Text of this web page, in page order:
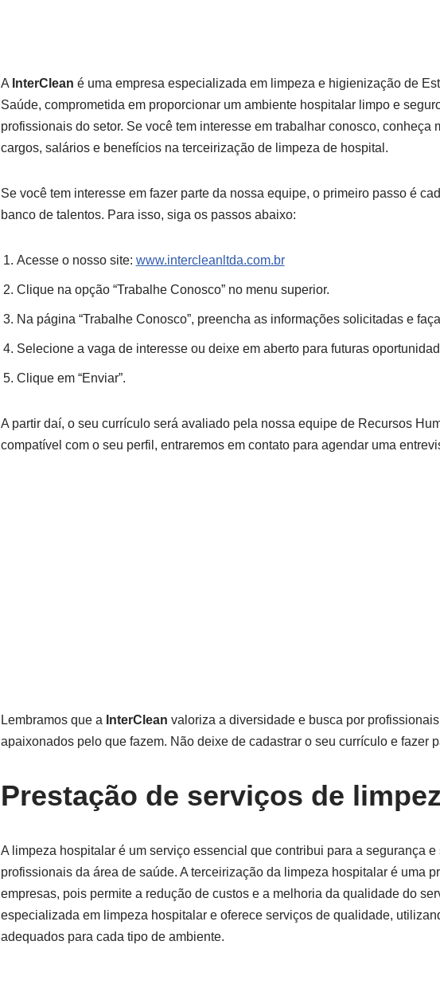
A InterClean é uma empresa especializada em limpeza e higienização de
Saúde, comprometida em proporcionar um ambiente hospitalar limpo e
profissionais do setor. Se você tem interesse em trabalhar conosco, conheça
cargos, salários e benefícios na terceirização de limpeza de hospital.
Se você tem interesse em fazer parte da nossa equipe, o primeiro passo é
banco de talentos. Para isso, siga os passos abaixo:
Acesse o nosso site: www.intercleanltda.com.br
Clique na opção “Trabalhe Conosco” no menu superior.
Na página “Trabalhe Conosco”, preencha as informações solicitadas e
Selecione a vaga de interesse ou deixe em aberto para futuras
Clique em “Enviar”.
A partir daí, o seu currículo será avaliado pela nossa equipe de Recursos
compatível com o seu perfil, entraremos em contato para agendar uma
Lembramos que a InterClean valoriza a diversidade e busca por
apaixonados pelo que fazem. Não deixe de cadastrar o seu currículo e fazer
Prestação de serviços de
A limpeza hospitalar é um serviço essencial que contribui para a segurança
profissionais da área de saúde. A terceirização da limpeza hospitalar é uma
empresas, pois permite a redução de custos e a melhoria da qualidade do
especializada em limpeza hospitalar e oferece serviços de qualidade,
adequados para cada tipo de ambiente.